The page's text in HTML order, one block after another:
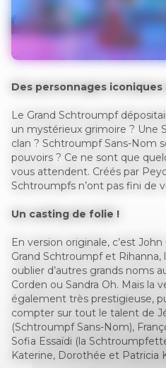
Des personnages
Le Grand Schtroumpf
un mystérieux grimoire ? Une
clan ? Schtroumpf Sans-Nom
pouvoirs ? Ce ne sont que
vous attendent. Créés par
Schtroumpfs n’ont pas fini de
Un casting de folie !
En version originale, c’est
Grand Schtroumpf et
oublier d’autres grands noms
Corden ou Sandra Oh. Mais la
également très prestigieuse,
compter sur tout le talent de
(Schtroumpf Sans-Nom),
Sofia Essaïdi (la
Katerine, Dorothée et Patricia